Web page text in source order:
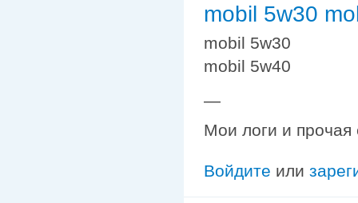
mobil 5w30
mobil 5w30
mobil 5w40
—
Мои логи и
Войдите или